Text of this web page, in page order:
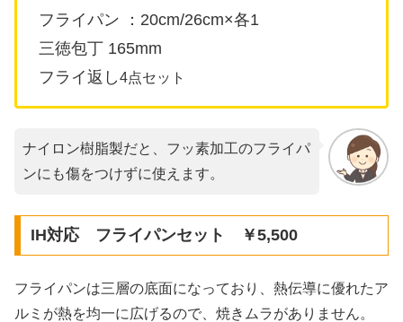
フライパン ：20cm/26cm×各1
三徳包丁 165mm
フライ返し4点セット
ナイロン樹脂製だと、フッ素加工のフライパ
ンにも傷をつけずに使えます。
IH対応 フライパンセット ￥5,500
フライパンは三層の底面になっており、熱伝導に優れたア
ルミが熱を均一に広げるので、焼きムラがありません。